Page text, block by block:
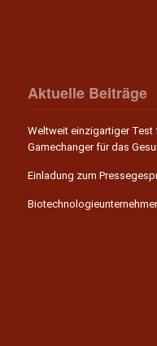
Aktuelle Beiträge
Weltweit einzigartiger Test
Gamechanger für das
Einladung zum